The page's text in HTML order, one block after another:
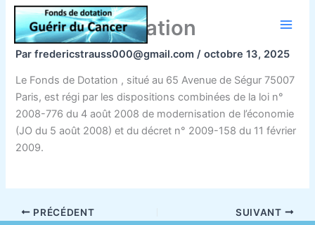
Aller
contenu
Fonds de Dotation
Parfredericstrauss000@gmail.com/octobre 13, 2025
Le Fonds de Dotation , situé au 65 Avenue de Ségur 75007
Paris, est régi par les dispositions combinées de la loi n°
2008-776 du 4 août 2008 de modernisation de l’économie
(JO du 5 août 2008) et du décret n° 2009-158 du 11 février
2009.
PRÉCÉDENT SUIVANT